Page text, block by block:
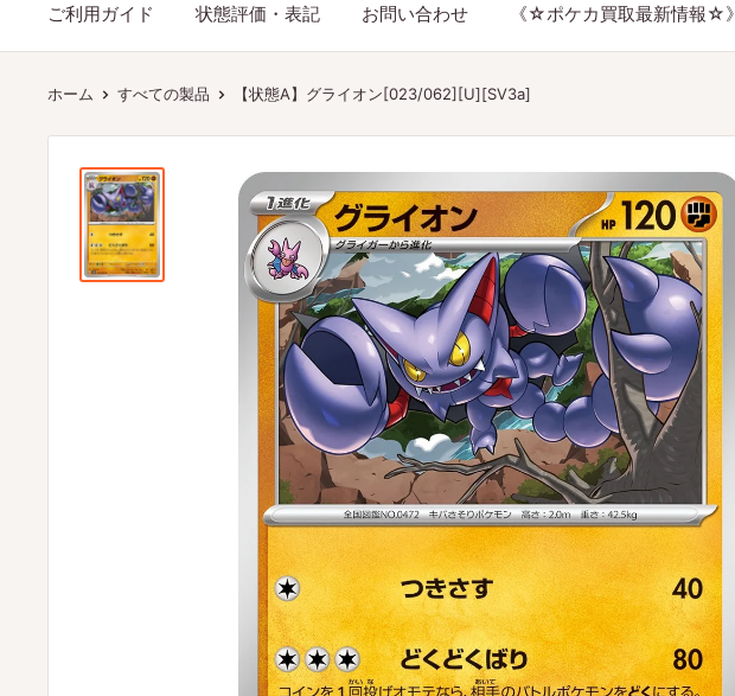
シ
ョ
ッ
ご利用ガイド 状態評価・表記 お問い合わせ 《☆ポケカ買取最新情報☆》
ホーム すべての製品 【状態A】グライオン[023/062][U][SV3a]